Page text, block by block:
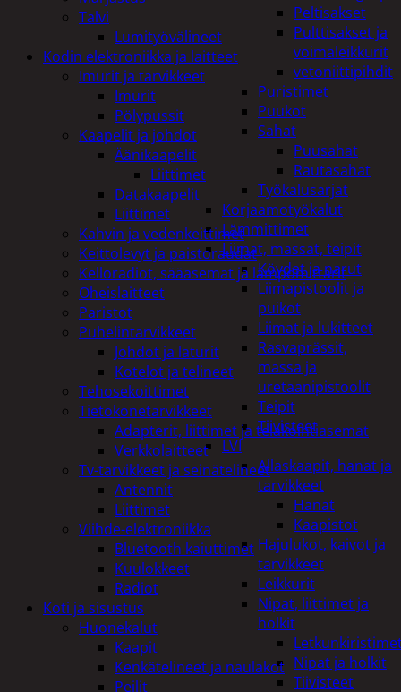
Peltisakset
Pulttisakset ja
voimaleikkurit
vetoniittipihdit
Puristimet
Puukot
Sahat
Puusahat
Rautasahat
Työkalusarjat
Korjaamotyökalut
Lämmittimet
Liimat, massat, teipit
Köydet ja narut
Liimapistoolit ja
puikot
Liimat ja lukitteet
Rasvaprässit,
massa ja
uretaanipistoolit
Teipit
Tiivisteet
LVI
Allaskaapit, hanat ja
tarvikkeet
Hanat
Kaapistot
Hajulukot, kaivot ja
tarvikkeet
Leikkurit
Nipat, liittimet ja
holkit
Nipat ja holkit
Tiivisteet
Talvi
Lumityövälineet
Kodin elektroniikka ja laitteet
Imurit ja tarvikkeet
Imurit
Pölypussit
Kaapelit ja johdot
Äänikaapelit
Liittimet
Datakaapelit
Liittimet
Kahvin ja vedenkeittimet
Keittolevyt ja paistoraudat
Kelloradiot, sääasemat ja lämpömittarit
Oheislaitteet
Paristot
Puhelintarvikkeet
Johdot ja laturit
Kotelot ja telineet
Tehosekoittimet
Tietokonetarvikkeet
Adapterit, liittimet ja telakointiasemat
Verkkolaitteet
Tv-tarvikkeet ja seinätelineet
Antennit
Liittimet
Viihde-elektroniikka
Bluetooth kaiuttimet
Kuulokkeet
Radiot
Koti ja sisustus
Huonekalut
Kaapit
Kenkätelineet ja naulakot
Peilit